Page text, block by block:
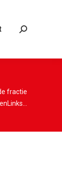
Search:
fractie